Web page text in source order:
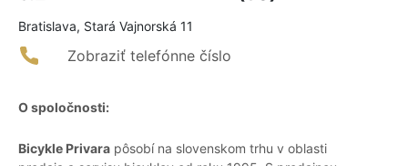
Bratislava, Stará Vajnorská 11
Zobraziť telefónne číslo
O spoločnosti:
Bicykle Privara pôsobí na slovenskom trhu v oblasti